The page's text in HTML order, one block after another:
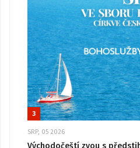
3
SRP, 05 2026
Východočeští zvou s